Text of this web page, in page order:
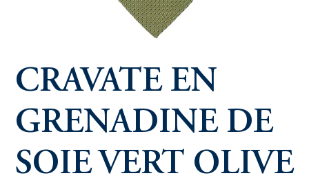
CRAVATE EN
GRENADINE DE
SOIE VERT OLIVE